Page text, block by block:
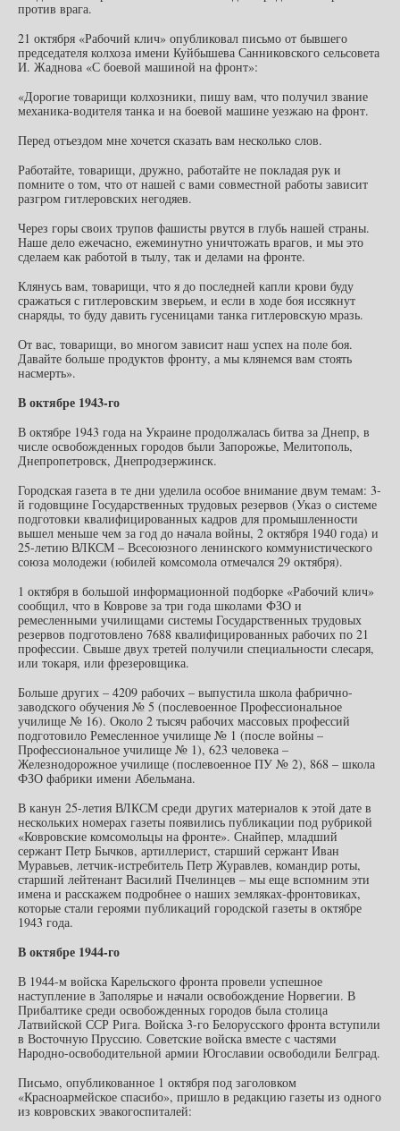
против врага.
21 октября «Рабочий клич» опубликовал письмо от бывшего
председателя колхоза имени Куйбышева Санниковского сельсовета
И. Жаднова «С боевой машиной на фронт»:
«Дорогие товарищи колхозники, пишу вам, что получил звание
механика-водителя танка и на боевой машине уезжаю на фронт.
Перед отъездом мне хочется сказать вам несколько слов.
Работайте, товарищи, дружно, работайте не покладая рук и
помните о том, что от нашей с вами совместной работы зависит
разгром гитлеровских негодяев.
Через горы своих трупов фашисты рвутся в глубь нашей страны.
Наше дело ежечасно, ежеминутно уничтожать врагов, и мы это
сделаем как работой в тылу, так и делами на фронте.
Клянусь вам, товарищи, что я до последней капли крови буду
сражаться с гитлеровским зверьем, и если в ходе боя иссякнут
снаряды, то буду давить гусеницами танка гитлеровскую мразь.
От вас, товарищи, во многом зависит наш успех на поле боя.
Давайте больше продуктов фронту, а мы клянемся вам стоять
насмерть».
В октябре 1943-го
В октябре 1943 года на Украине продолжалась битва за Днепр, в
числе освобожденных городов были Запорожье, Мелитополь,
Днепропетровск, Днепродзержинск.
Городская газета в те дни уделила особое внимание двум темам: 3-
й годовщине Государственных трудовых резервов (Указ о системе
подготовки квалифицированных кадров для промышленности
вышел меньше чем за год до начала войны, 2 октября 1940 года) и
25-летию ВЛКСМ – Всесоюзного ленинского коммунистического
союза молодежи (юбилей комсомола отмечался 29 октября).
1 октября в большой информационной подборке «Рабочий клич»
сообщил, что в Коврове за три года школами ФЗО и
ремесленными училищами системы Государственных трудовых
резервов подготовлено 7688 квалифицированных рабочих по 21
профессии. Свыше двух третей получили специальности слесаря,
или токаря, или фрезеровщика.
Больше других – 4209 рабочих – выпустила школа фабрично-
заводского обучения № 5 (послевоенное Профессиональное
училище № 16). Около 2 тысяч рабочих массовых профессий
подготовило Ремесленное училище № 1 (после войны –
Профессиональное училище № 1), 623 человека –
Железнодорожное училище (послевоенное ПУ № 2), 868 – школа
ФЗО фабрики имени Абельмана.
В канун 25-летия ВЛКСМ среди других материалов к этой дате в
нескольких номерах газеты появились публикации под рубрикой
«Ковровские комсомольцы на фронте». Снайпер, младший
сержант Петр Бычков, артиллерист, старший сержант Иван
Муравьев, летчик-истребитель Петр Журавлев, командир роты,
старший лейтенант Василий Пчелинцев – мы еще вспомним эти
имена и расскажем подробнее о наших земляках-фронтовиках,
которые стали героями публикаций городской газеты в октябре
1943 года.
В октябре 1944-го
В 1944-м войска Карельского фронта провели успешное
наступление в Заполярье и начали освобождение Норвегии. В
Прибалтике среди освобожденных городов была столица
Латвийской ССР Рига. Войска 3-го Белорусского фронта вступили
в Восточную Пруссию. Советские войска вместе с частями
Народно-освободительной армии Югославии освободили Белград.
Письмо, опубликованное 1 октября под заголовком
«Красноармейское спасибо», пришло в редакцию газеты из одного
из ковровских эвакогоспиталей: